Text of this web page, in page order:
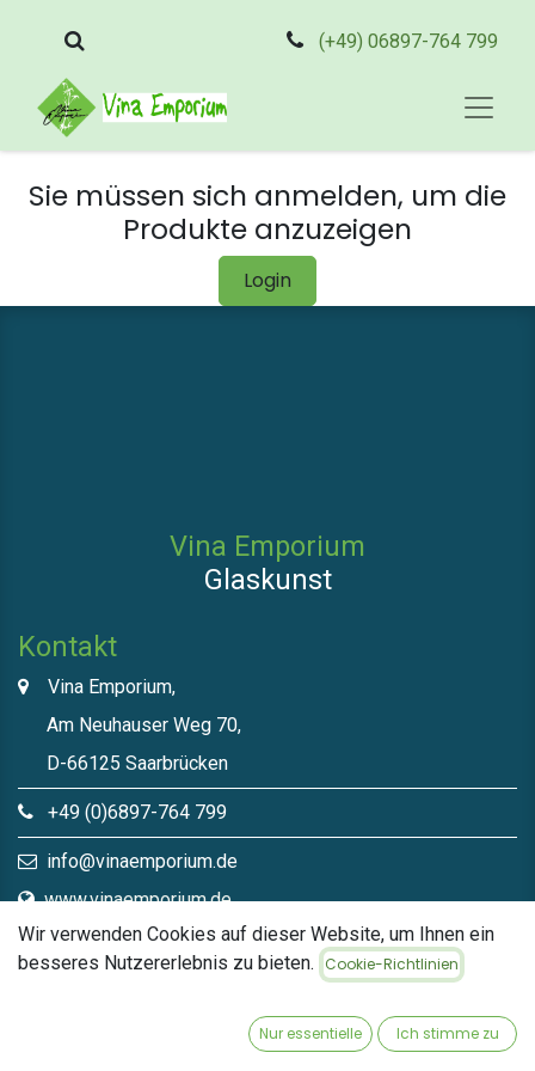
(+49) 06897-764 799
Sie müssen sich anmelden, um die
Produkte anzuzeigen
Login
Vina Emporium
Glaskunst
Kontakt
Vina Emporium,
Am Neuhauser Weg 70,
D-66125 Saarbrücken
+49 (0)6897-764 799
info@vinaemporium.de
www.vinaemporium.de
Direktlinks​
Wir verwenden Cookies auf dieser Website, um Ihnen ein
besseres Nutzererlebnis zu bieten.
Cookie-Richtlinien
Nur essentielle Ich stimme zu